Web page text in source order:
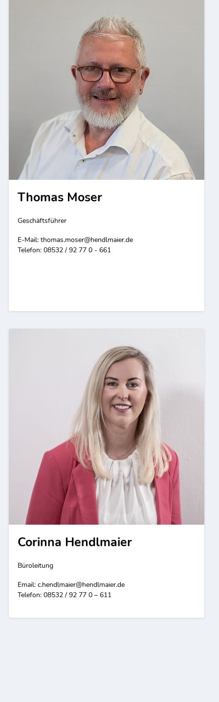
Thomas Moser
Geschäftsführer
E-Mail: thomas.moser@hendlmaier.de
Telefon: 08532 / 92 77 0 - 661
Corinna Hendlmaier
Büroleitung
Email: c.hendlmaier@hendlmaier.de
Telefon: 08532 / 92 77 0 – 611